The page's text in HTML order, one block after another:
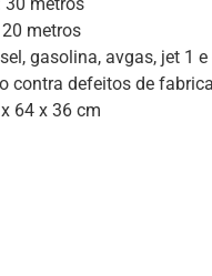
30 metros
metros
gasolina, avgas, jet 1 e
contra defeitos de
64 x 36 cm